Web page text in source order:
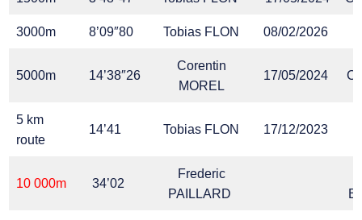
3000m 8’09″80 Tobias FLON 08/02/2026
5000m 14’38″26
Corentin
MOREL
17/05/2024
5 km
route
14’41 Tobias FLON 17/12/2023
10 000m 34’02
Frederic
PAILLARD